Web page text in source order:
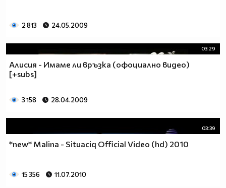
2 813 24.05.2009
03:29
Алисия - Имаме ли връзка (офоциално видео)
[+subs]
3 158 28.04.2009
03:39
*new* Malina - Situaciq Official Video (hd) 2010
15 356 11.07.2010